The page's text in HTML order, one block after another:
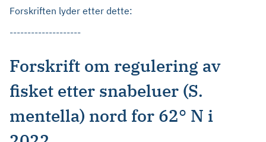
Forskriften lyder etter dette:
--------------------
Forskrift om regulering av
fisket etter snabeluer (S.
mentella) nord for 62° N i